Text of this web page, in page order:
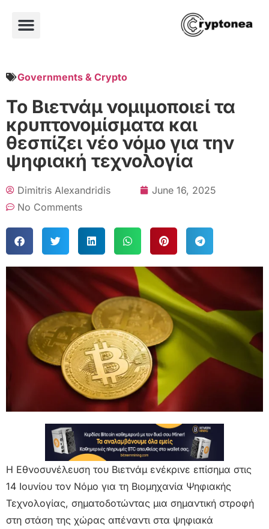
Governments & Crypto
Το Βιετνάμ νομιμοποιεί τα
κρυπτονομίσματα και
θεσπίζει νέο νόμο για την
ψηφιακή τεχνολογία
Dimitris Alexandridis
June 16, 2025
No Comments
Η Εθνοσυνέλευση του Βιετνάμ ενέκρινε επίσημα στις
14 Ιουνίου τον Νόμο για τη Βιομηχανία Ψηφιακής
Τεχνολογίας, σηματοδοτώντας μια σημαντική στροφή
στη στάση της χώρας απέναντι στα ψηφιακά